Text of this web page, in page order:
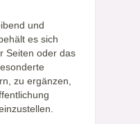
und
es sich
Seiten oder das
zu ergänzen,